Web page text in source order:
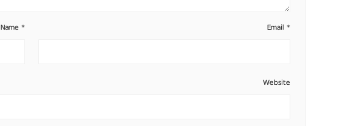
Name* Email *
Website